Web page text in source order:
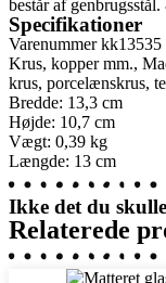
består af
Specifikationer
Varenummerkk13535
Krus, kopper mm.,
krus, porcelænskrus,
Bredde: 13,3 cm
Højde: 10,7 cm
Vægt: 0,39 kg
Længde: 13 cm
Ikke det du
Relaterede